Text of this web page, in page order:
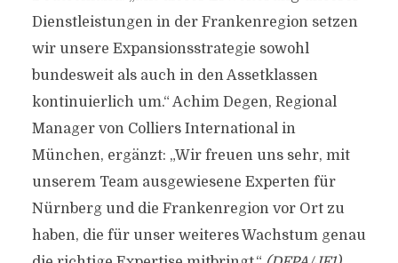
Dienstleistungen in der Frankenregion setzen
wir unsere Expansionsstrategie sowohl
bundesweit als auch in den Assetklassen
kontinuierlich um.“ Achim Degen, Regional
Manager von Colliers International in
München, ergänzt: „Wir freuen uns sehr, mit
unserem Team ausgewiesene Experten für
Nürnberg und die Frankenregion vor Ort zu
haben, die für unser weiteres Wachstum genau